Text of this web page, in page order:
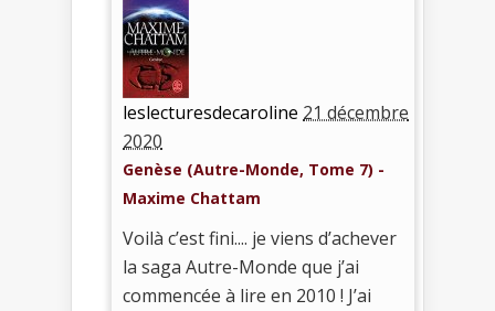
leslecturesdecaroline 21 décembre
2020
Genèse (Autre-Monde, Tome 7) -
Maxime Chattam
Voilà c’est fini.... je viens d’achever
la saga Autre-Monde que j’ai
commencée à lire en 2010 ! J’ai